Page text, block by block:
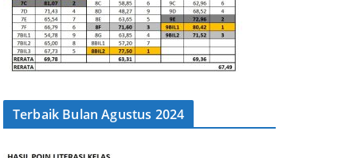
Terbaik Bulan Agustus 2024